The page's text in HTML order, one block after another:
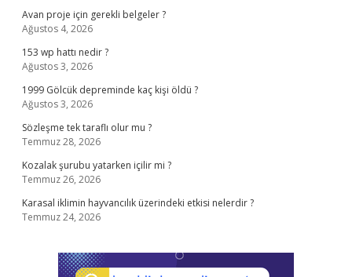
Avan proje için gerekli belgeler ?
Ağustos 4, 2026
153 wp hattı nedir ?
Ağustos 3, 2026
1999 Gölcük depreminde kaç kişi öldü ?
Ağustos 3, 2026
Sözleşme tek taraflı olur mu ?
Temmuz 28, 2026
Kozalak şurubu yatarken içilir mi ?
Temmuz 26, 2026
Karasal iklimin hayvancılık üzerindeki etkisi nelerdir ?
Temmuz 24, 2026